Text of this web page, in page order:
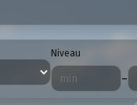
Niveau
–